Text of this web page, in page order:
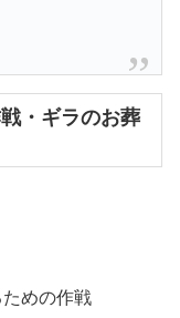
・ギラのお葬
めの作戦